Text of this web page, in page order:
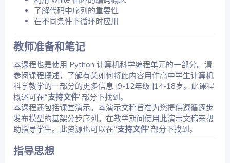
了解代码中序列的重要性
在不同条件下循环时应用
教师准备和笔记​
本课程也是使用 Python 计算机科学编程单元的一部分。请
参阅课程概述，了解有关如何将此内容用作高中学生计算机
科学教学的一部分的更多信息 |9-12年级 |14-18岁。此课程
概述可在“支持文件”部分下找到。
本课程还包括课堂演示。本演示文稿旨在为您提供遵循逐步
发布模型的基架分步序列。在教学期间使用此演示文稿来帮
助指导学生。此资源也可以在“支持文件”部分下找到。
指导思想​